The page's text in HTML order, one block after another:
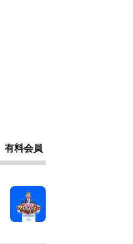
有料会員